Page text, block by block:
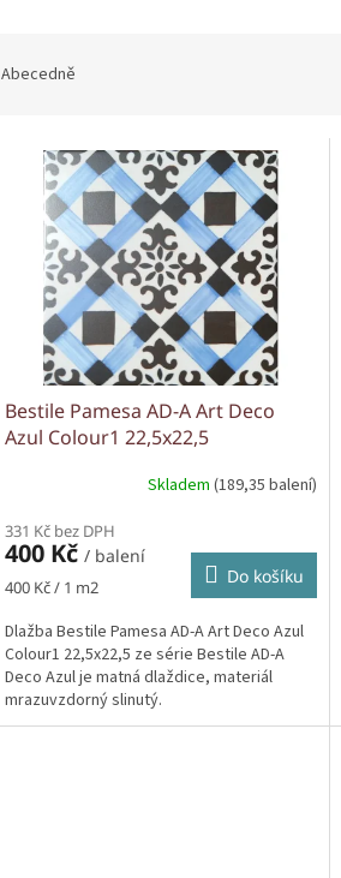
Abecedně
Bestile Pamesa AD-A Art Deco
Azul Colour1 22,5x22,5
Skladem (189,35 balení)
331 Kč bez DPH
400 Kč / balení
Měrná
400 Kč / 1 m2 Do košíku
Dlažba Bestile Pamesa AD-A Art Deco Azul
Colour1 22,5x22,5 ze série Bestile AD-A
Deco Azul je matná dlaždice, materiál
mrazuvzdorný slinutý.